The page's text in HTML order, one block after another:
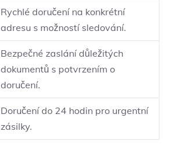
Rychlé doručení na konkrétní
adresu s možností sledování.
Bezpečné zaslání důležitých
dokumentů s potvrzením o
doručení.
Doručení do 24 hodin pro urgentní
zásilky.